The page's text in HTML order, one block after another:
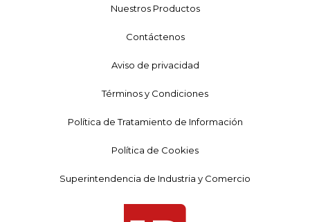
Nuestros Productos
Contáctenos
Aviso de privacidad
Términos y Condiciones
Política de Tratamiento de Información
Política de Cookies
Superintendencia de Industria y Comercio